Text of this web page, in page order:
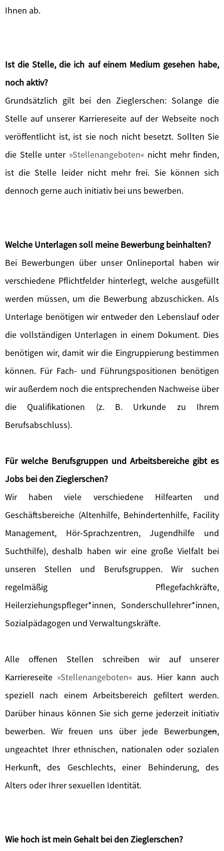
Ihnen ab.
Ist die Stelle, die ich auf einem Medium gesehen habe,
noch aktiv?
Grundsätzlich gilt bei den Zieglerschen: Solange die
Stelle auf unserer Karriereseite auf der Webseite noch
veröffentlicht ist, ist sie noch nicht besetzt. Sollten Sie
die Stelle unter Stellenangeboten
nicht mehr finden,
ist die Stelle leider nicht mehr frei. Sie können sich
dennoch gerne auch initiativ bei uns bewerben.
Welche Unterlagen soll meine Bewerbung beinhalten?
Bei Bewerbungen über unser Onlineportal haben wir
verschiedene Pflichtfelder hinterlegt, welche ausgefüllt
werden müssen, um die Bewerbung abzuschicken. Als
Unterlage benötigen wir entweder den Lebenslauf oder
die vollständigen Unterlagen in einem Dokument. Dies
benötigen wir, damit wir die Eingruppierung bestimmen
können. Für Fach- und Führungspositionen benötigen
wir außerdem noch die entsprechenden Nachweise über
die Qualifikationen (z. B. Urkunde zu Ihrem
Berufsabschluss).
Für welche Berufsgruppen und Arbeitsbereiche gibt es
Jobs bei den Zieglerschen?
Wir haben viele verschiedene Hilfearten und
Geschäftsbereiche (Altenhilfe, Behindertenhilfe, Facility
Management, Hör-Sprachzentren, Jugendhilfe und
Suchthilfe), deshalb haben wir eine große Vielfalt bei
unseren Stellen und Berufsgruppen. Wir suchen
regelmäßig Pflegefachkräfte,
Heilerziehungspfleger*innen, Sonderschullehrer*innen,
Sozialpädagogen und Verwaltungskräfte.
Alle offenen Stellen schreiben wir auf unserer
Karriereseite
Stellenangeboten
aus. Hier kann auch
speziell nach einem Arbeitsbereich gefiltert werden.
Darüber hinaus können Sie sich gerne jederzeit initiativ
bewerben. Wir freuen uns über jede Bewerbungen,
ungeachtet Ihrer ethnischen, nationalen oder sozialen
Herkunft, des Geschlechts, einer Behinderung, des
Alters oder Ihrer sexuellen Identität.
Wie hoch ist mein Gehalt bei den Zieglerschen?